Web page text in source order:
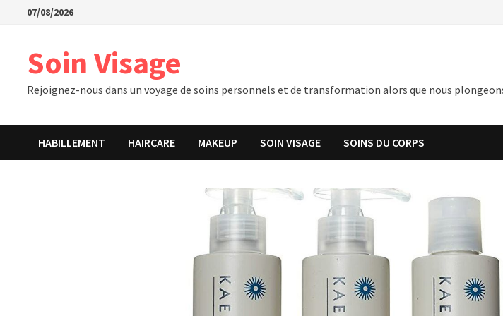
Passer07/08/2026
Soin Visage
Rejoignez-nous dans un voyage de soins personnels et de transformation alors que nous
HABILLEMENT HAIRCARE MAKEUP SOIN VISAGE SOINS DU CORPS